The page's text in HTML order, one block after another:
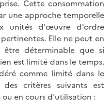
Cette consommation
une approche temporelle
unités d'œuvre d'ordre
Elle ne peut en
déterminable que si
est limité dans le temps.
comme limité dans le
critères suivants est
en cours d'utilisation :